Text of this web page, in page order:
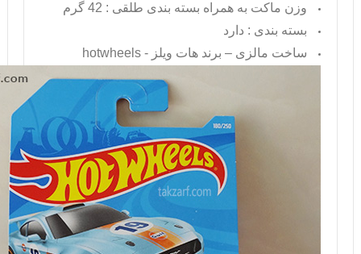
وزن ماکت به همراه بسته بندی طلقی : 42 گرم
بسته بندی : دارد
ساخت مالزی – برند هات ویلز - hotwheels